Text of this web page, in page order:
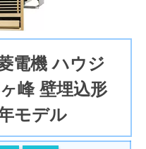
電機 ハウジ
峰 壁埋込形
モデル